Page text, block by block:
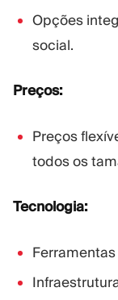
Opções
social.
Preços:
Preços
todos os
Tecnologia: